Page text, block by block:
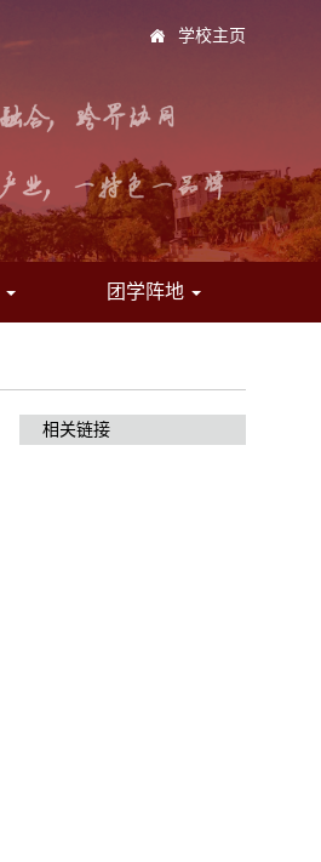
学校主页
团学阵地
相关链接